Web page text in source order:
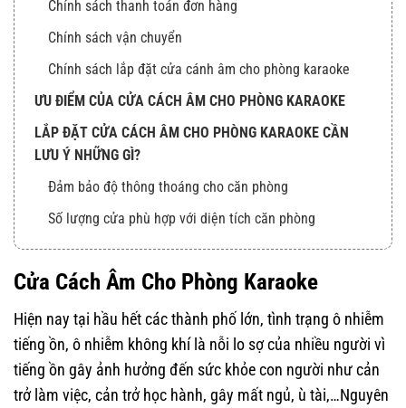
Chính sách thanh toán đơn hàng
Chính sách vận chuyển
Chính sách lắp đặt cửa cánh âm cho phòng karaoke
ƯU ĐIỂM CỦA CỬA CÁCH ÂM CHO PHÒNG KARAOKE
LẮP ĐẶT CỬA CÁCH ÂM CHO PHÒNG KARAOKE CẦN
LƯU Ý NHỮNG GÌ?
Đảm bảo độ thông thoáng cho căn phòng
Số lượng cửa phù hợp với diện tích căn phòng
Đảm bảo độ cách âm
Mẫu mã, màu sắc phù hợp với nội thất
Một số mẫu thực tế
ĐƠN VỊ CUNG CẤP UY TÍN
Cửa Cách Âm Cho Phòng Karaoke
Hiện nay tại hầu hết các thành phố lớn, tình trạng ô nhiễm
tiếng ồn, ô nhiễm không khí là nỗi lo sợ của nhiều người vì
tiếng ồn gây ảnh hưởng đến sức khỏe con người như cản
trở làm việc, cản trở học hành, gây mất ngủ, ù tài,…Nguyên